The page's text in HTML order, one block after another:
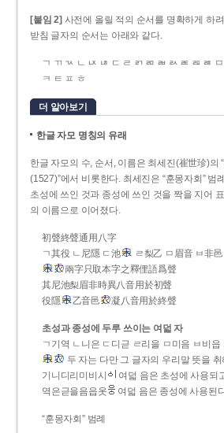
[붙임 2] 사전에 올릴 적의 순서를 명확하게 하
받침 글자의 순서는 아래와 같다.
ㄱ ㄲ ㄳ ㄴ ㄵ ㄶ ㄷ ㄹ ㄺ ㄻ ㄼ ㄽ ㄾ ㄿ ㅀ
ㅋ ㅌ ㅍ ㅎ
더 알아보기
한글 자모 명칭의 유래
한글 자모의 수, 순서, 이름은 최세진(崔世珍)의
(1527)”에서 비롯한다. 최세진은 “훈몽자회” 범
초성에 쓰인 것과 종성에 쓰인 것을 짝을 지어
의 이름으로 이어졌다.
初聲終聲通用八字
ㄱ其役 ㄴ尼隱 ㄷ池
ㄹ梨乙 ㅁ眉音 ㅂ非
兩字只取本字之釋俚語爲聲
其尼池梨眉非時異八音用於初聲
役隱
乙音邑 凝八音用於終聲
초성과 종성에 두루 쓰이는 여덟 자
ㄱ기역 ㄴ니은 ㄷ디귿 ㄹ리을 ㅁ미음 ㅂ비읍
두 자는 다만 그 글자의 우리말 뜻을
기니디리미비시
여덟 음은 초성에 사용되
역은귿을음읍옷
여덟 음은 종성에 사용된
“훈몽자회” 범례